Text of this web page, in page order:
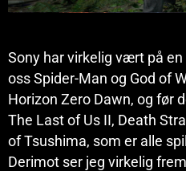
Sony har virkelig vært på
oss Spider-Man og God of
Horizon Zero Dawn, og før
The Last of Us II, Death
of Tsushima, som er alle
Derimot ser jeg virkelig